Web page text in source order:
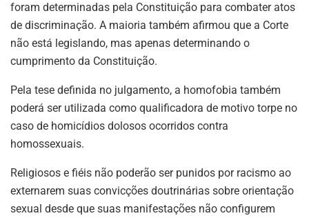
foram determinadas pela Constituição para combater atos
de discriminação. A maioria também afirmou que a Corte
não está legislando, mas apenas determinando o
cumprimento da Constituição.
Pela tese definida no julgamento, a homofobia também
poderá ser utilizada como qualificadora de motivo torpe no
caso de homicídios dolosos ocorridos contra
homossexuais.
Religiosos e fiéis não poderão ser punidos por racismo ao
externarem suas convicções doutrinárias sobre orientação
sexual desde que suas manifestações não configurem